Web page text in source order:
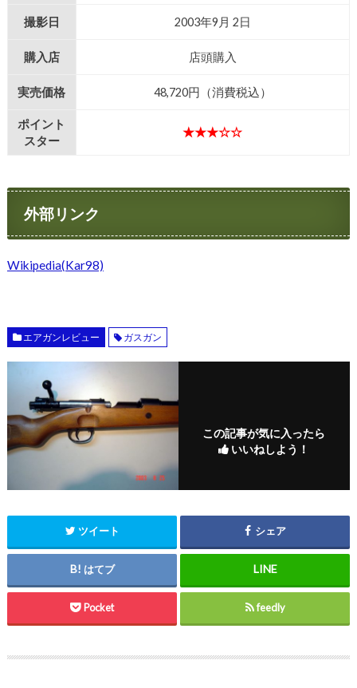
撮影日 2003年9月 2日
購入店 店頭購入
実売価格 48,720円（消費税込）
ポイント
スター
★★★☆☆
外部リンク
Wikipedia(Kar98)
エアガンレビュー ガスガン
この記事が気に入ったら
いいねしよう！
ツイート シェア
はてブ
Pocket feedly